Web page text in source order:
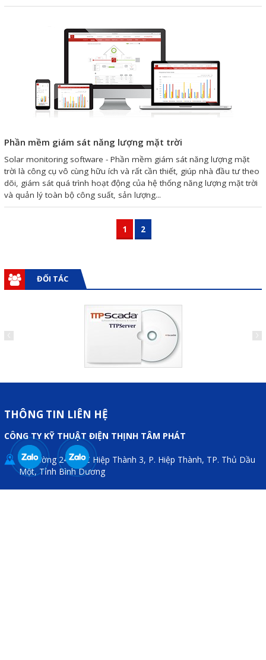
Phần mềm giám sát năng lượng mặt trời
Solar monitoring software - Phần mềm giám sát năng lượng mặt
trời là công cụ vô cùng hữu ích và rất cần thiết, giúp nhà đầu tư theo
dõi, giám sát quá trình hoạt động của hệ thống năng lượng mặt trời
và quản lý toàn bộ công suất, sản lượng...
1 2
ĐỐI TÁC
THÔNG TIN LIÊN HỆ
CÔNG TY KỸ THUẬT ĐIỆN THỊNH TÂM PHÁT
64 đường 24, KDC Hiệp Thành 3, P. Hiệp Thành, TP. Thủ Dầu
Một, Tỉnh Bình Dương